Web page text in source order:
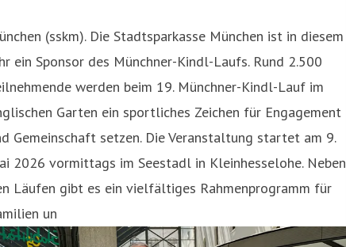
(sskm). Die Stadtsparkasse München ist in diesem
ein Sponsor des Münchner-Kindl-Laufs. Rund 2.500
werden beim 19. Münchner-Kindl-Lauf im
Garten ein sportliches Zeichen für Engagement
Gemeinschaft setzen. Die Veranstaltung startet am 9.
2026 vormittags im Seestadl in Kleinhesselohe. Neben
Läufen gibt es ein vielfältiges Rahmenprogramm für
un